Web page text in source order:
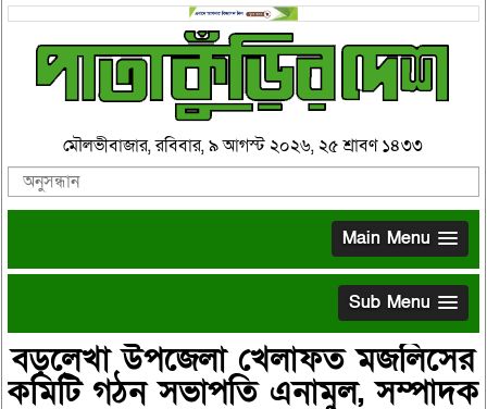
মৌলভীবাজার, রবিবার, ৯ আগস্ট ২০২৬, ২৫ শ্রাবণ ১৪৩৩
Main Menu
Sub Menu
বড়লেখা উপজেলা খেলাফত মজলিসের
কমিটি গঠন সভাপতি এনামুল, সম্পাদক